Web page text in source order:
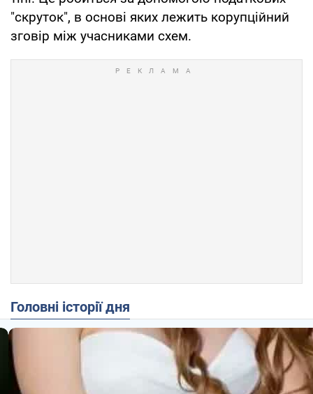
"скруток", в основі яких лежить корупційний
зговір між учасниками схем.
Головні історії дня